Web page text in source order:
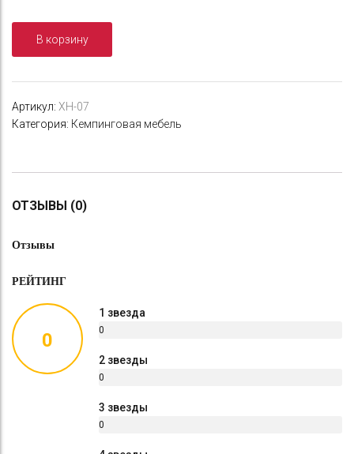
складной
60х40В корзину
Артикул: XH-07
Категория: Кемпинговая мебель
ОТЗЫВЫ (0)
Отзывы
РЕЙТИНГ
0
1 звезда
0
2 звезды
0
3 звезды
0